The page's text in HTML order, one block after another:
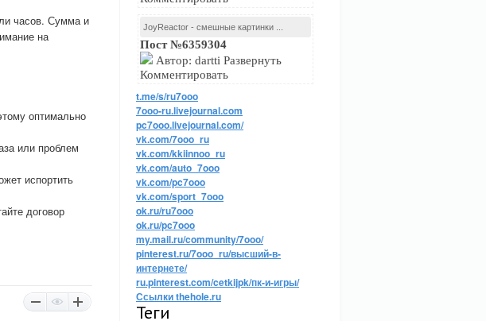
JoyReactor - смешные картинки ...
Пост №6359304
Автор: dartti Развернуть
Комментировать
t.me/s/ru7ooo
7ooo-ru.livejournal.com
pc7ooo.livejournal.com/
vk.com/7ooo_ru
vk.com/kkiinnoo_ru
vk.com/auto_7ooo
vk.com/pc7ooo
vk.com/sport_7ooo
ok.ru/ru7ooo
ok.ru/pc7ooo
my.mail.ru/community/7ooo/
pinterest.ru/7ooo_ru/высший-в-
интернете/
ru.pinterest.com/cetkijpk/пк-и-игры/
Ссылки thehole.ru
Теги
часов. Сумма и
на
оптимально
или проблем
испортить
договор